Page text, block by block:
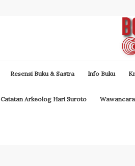
Resensi Buku & Sastra Info Buku
Catatan Arkeolog Hari Suroto Wawancara